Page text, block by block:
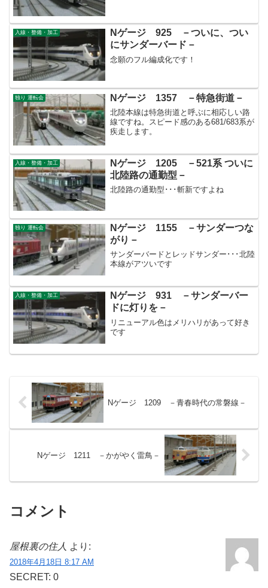
入線・整備・加工
Nゲージ 925 －ついに、つい
にサンダーバード－
念願のフル編成化です！
独り 運転会 Nゲージ 1357 －特急街道－
北陸本線は特急街道と呼ぶに相応しい路
線ですね。スピード感のある681/683系が
疾走します。
入線・整備・加工
Nゲージ 1205 －521系 ついに
北陸路の通勤型－
北陸路の通勤型･･･斬新ですよね
独り 運転会
Nゲージ 1155 －サンダーつな
がり－
サンダーバードとレッドサンダー･･･北陸
本線がアツいです
入線・整備・加工
Nゲージ 931 －サンダーバー
ドに灯りを－
リニューアル色はメリハリがあって好き
です
Nゲージ 1209 －青春時代の常磐線－
Nゲージ 1211 －かがやく雷鳥－
コメント
屋根裏の住人 より:
2018年4月18日 8:17 AM
SECRET: 0